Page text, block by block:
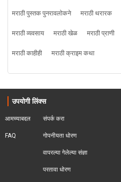
मराठी पुस्तक पुनरावलोकने
मराठी थरारक
मराठी व्यवसाय
मराठी खेळ मराठी प्राणी
मराठी काहीही
मराठी क्राइम कथा
उपयोगी लिंक्स
आमच्याबद्दल
FAQ
संपर्क करा
गोपनीयता धोरण
वापरल्या गेलेल्या संज्ञा
परतावा धोरण